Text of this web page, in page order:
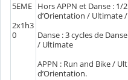
5EME
2x1h3
0
Hors APPN et Danse :
d’Orientation / Ultimate
Danse : 3 cycles de
/ Ultimate
APPN : Run and Bike /
d’Orientation.